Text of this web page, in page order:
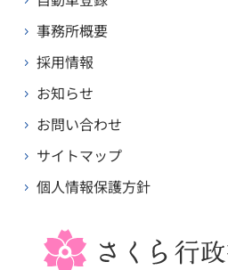
5 事務所概要
5 採用情報
5 お知らせ
5 お問い合わせ
5 サイトマップ
5 個人情報保護方針